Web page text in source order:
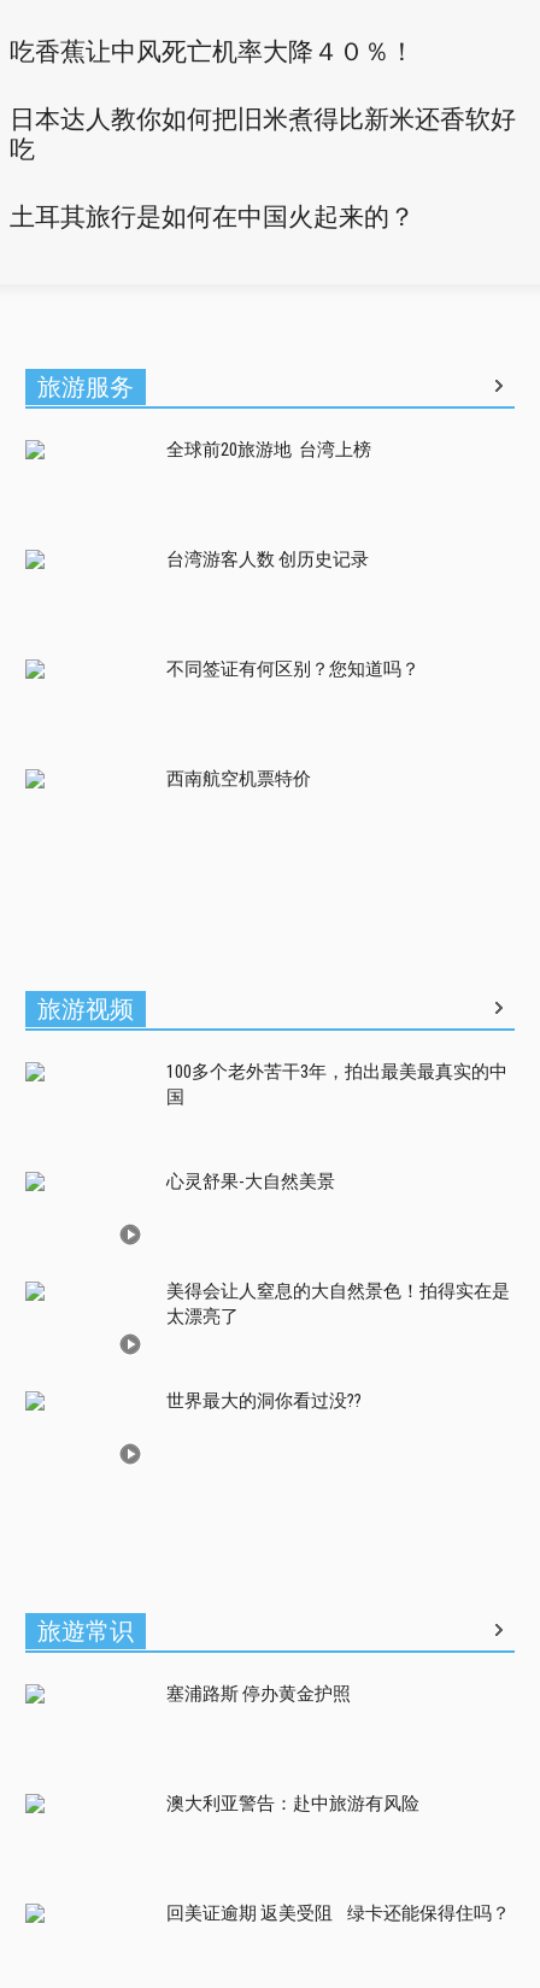
吃香蕉让中风死亡机率大降４０％！
日本达人教你如何把旧米煮得比新米还香软好
吃
土耳其旅行是如何在中国火起来的？
旅游服务
全球前20旅游地 台湾上榜
台湾游客人数 创历史记录
不同签证有何区别？您知道吗？
西南航空机票特价
旅游视频
100多个老外苦干3年，拍出最美最真实的中
国
心灵舒果-大自然美景
美得会让人窒息的大自然景色！拍得实在是
太漂亮了
世界最大的洞你看过没??
旅遊常识
塞浦路斯 停办黄金护照
澳大利亚警告：赴中旅游有风险
回美证逾期 返美受阻 绿卡还能保得住吗？